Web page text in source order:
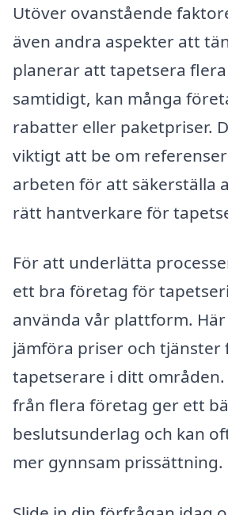
Utöver ovanstående
även andra aspekter att
planerar att tapetsera
samtidigt, kan många
rabatter eller paketpriser.
viktigt att be om
arbeten för att säkerställa
rätt hantverkare för
För att underlätta
ett bra företag för
använda vår plattform.
jämföra priser och tjänster
tapetserare i ditt
från flera företag ger ett
beslutsunderlag och kan
mer gynnsam prissättning.